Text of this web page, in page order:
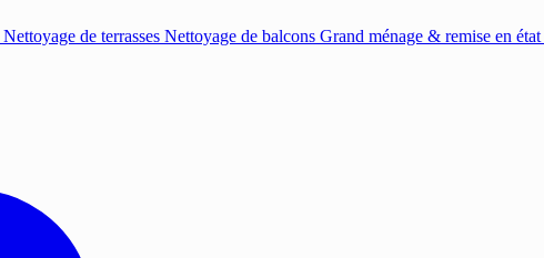
Nettoyage de terrasses Nettoyage de balcons Grand ménage & remise en état